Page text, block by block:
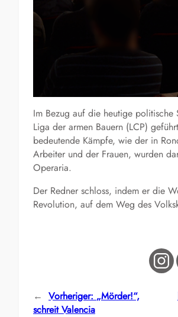
Im Bezug auf die heutige
Liga der armen Bauern (LCP)
bedeutende Kämpfe, wie der in
Arbeiter und der Frauen, wurden
Operaria.
Der Redner schloss, indem er die
Revolution, auf dem Weg des
← Vorheriger: „Mörder!“,
schreit Valencia